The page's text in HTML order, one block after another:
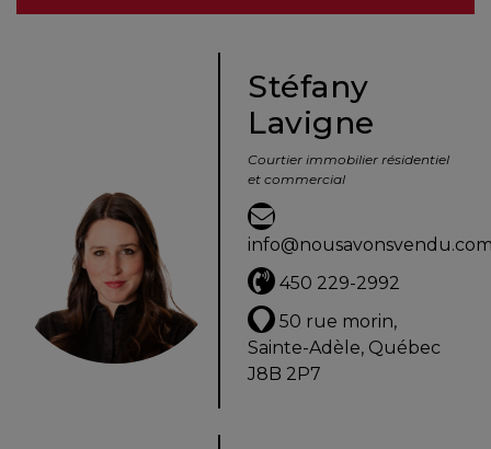
Évaluation
Avec
un
Stéfany
Lavigne
Courtier immobilier résidentiel
et commercial
450 229-2992
50 rue morin,
Sainte-Adèle, Québec
J8B 2P7